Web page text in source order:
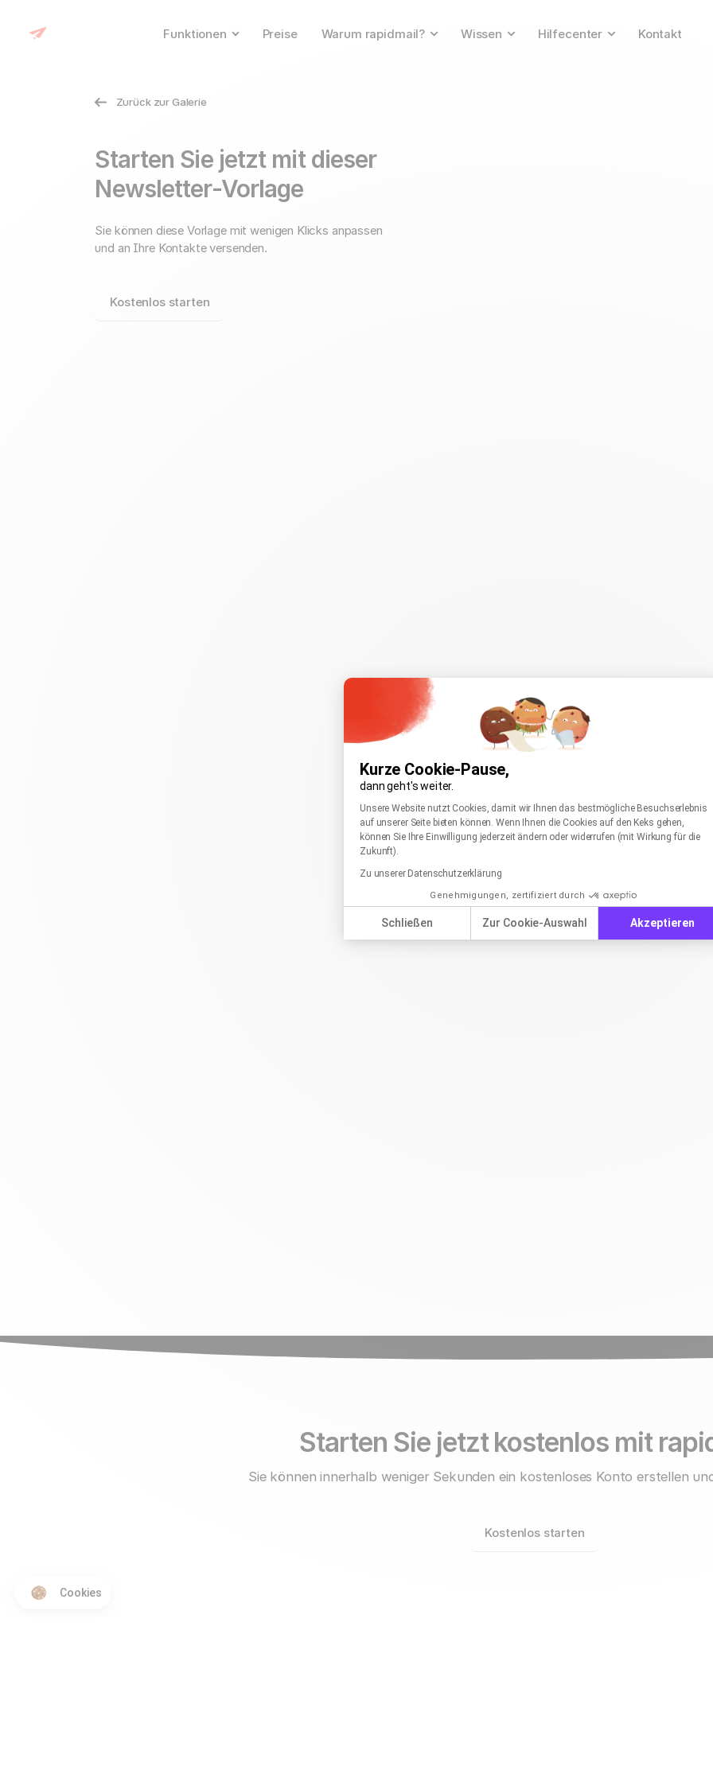
Kurze Cookie-Pause,
dann geht's weiter.
Einwilligungsmanagementplattform: Passen Sie
Unsere Website nutzt Cookies, damit wir Ihnen das bestmögliche Besuchserlebnis
auf unserer Seite bieten können. Wenn Ihnen die Cookies auf den Keks gehen,
können Sie Ihre Einwilligung jederzeit ändern oder widerrufen (mit Wirkung für die
Zukunft).
Zu unserer Datenschutzerklärung
Genehmigungen, zertifiziert durch
Schließen Zur Cookie-Auswahl Akzeptieren
Axeptio consent
Cookies
Funktionen Preise Warum rapidmail? Wissen Hilfecenter Kontakt
Zurück zur Galerie
Starten Sie jetzt mit dieser
Newsletter-Vorlage
Sie können diese Vorlage mit wenigen Klicks anpassen
und an Ihre Kontakte versenden.
Kostenlos starten
Starten Sie jetzt kostenlos mit
Sie können innerhalb weniger Sekunden ein kostenloses Konto erstellen
Kostenlos starten